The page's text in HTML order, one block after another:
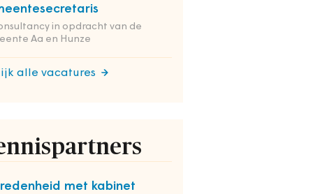
in opdracht van de
Aa en Hunze
alle vacatures
met kabinet